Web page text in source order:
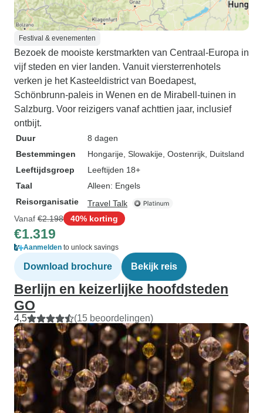
Festival & evenementen
Bezoek de mooiste kerstmarkten van Centraal-Europa in
vijf steden en vier landen. Vanuit viersterrenhotels
verken je het Kasteeldistrict van Boedapest,
Schönbrunn-paleis in Wenen en de Mirabell-tuinen in
Salzburg. Voor reizigers vanaf achttien jaar, inclusief
ontbijt.
Duur
8 dagen
Bestemmingen
Hongarije , Slowakije , Oostenrijk , Duitsland
Leeftijdsgroep
Leeftijden 18+
Taal
Alleen: Engels
Reisorganisatie
Travel Talk
Vanaf €2.198 40% korting
€1.319
Aanmelden to unlock savings
Download brochure Bekijk reis
Berlijn en keizerlijke hoofdsteden
GO
4,5 (15 beoordelingen)